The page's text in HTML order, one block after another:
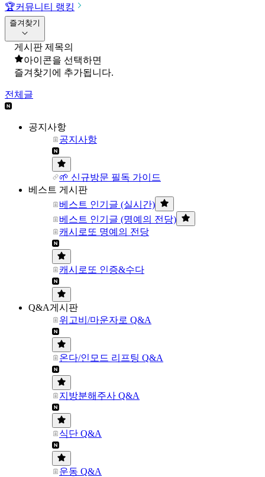
🏆커뮤니티 랭킹
즐겨찾기
게시판 제목의
아이콘을 선택하면
즐겨찾기에 추가됩니다.
전체글
공지사항
공지사항
🌱 신규방문 필독 가이드
베스트 게시판
베스트 인기글 (실시간)
베스트 인기글 (명예의 전당)
캐시로또 명예의 전당
캐시로또 인증&수다
Q&A게시판
위고비/마운자로 Q&A
온다/인모드 리프팅 Q&A
지방분해주사 Q&A
식단 Q&A
운동 Q&A